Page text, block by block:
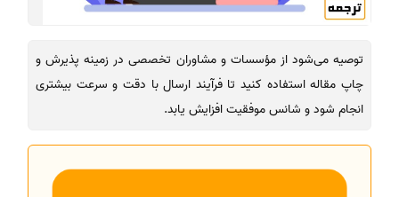
توصیه می‌شود از مؤسسات و مشاوران تخصصی در زمینه پذیرش و
چاپ مقاله استفاده کنید تا فرآیند ارسال با دقت و سرعت بیشتری
انجام شود و شانس موفقیت افزایش یابد.